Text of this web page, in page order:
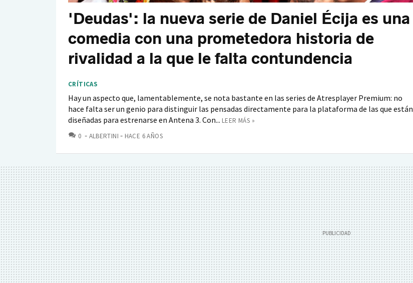
'Deudas': la nueva serie de Daniel Écija es una
comedia con una prometedora historia de
rivalidad a la que le falta contundencia
CRÍTICAS
Hay un aspecto que, lamentablemente, se nota bastante en las series de Atresplayer Premium: no
hace falta ser un genio para distinguir las pensadas directamente para la plataforma de las que están
diseñadas para estrenarse en Antena 3. Con... LEER MÁS »
0 COMENTARIOS
ALBERTINI HACE 6 AÑOS